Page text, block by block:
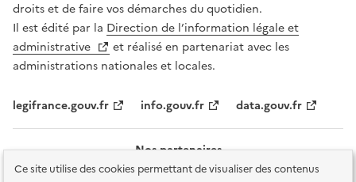
Ce site utilise des cookies permettant de visualiser des contenus
droits et de faire vos démarches du quotidien.
Il est édité par la Direction de l’information légale et
administrative
et réalisé en partenariat avec les
administrations nationales et locales.
legifrance.gouv.fr info.gouv.fr data.gouv.fr
Nos partenaires